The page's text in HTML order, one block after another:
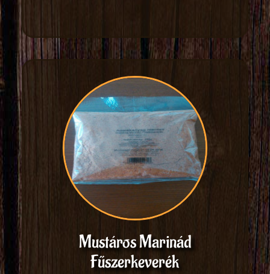
Mustáros Marinád
Fűszerkeverék